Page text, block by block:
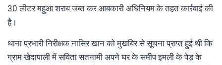
30 लीटर महुआ शराब जब्त कर आबकारी अधिनियम के तहत कार्रवाई की
है।
थाना प्रभारी निरीक्षक नासिर खान को मुखबिर से सूचना प्राप्त हुई थी कि
ग्राम खेदापाली में सविता सतनामी अपने घर के समीप इमली के पेड़ के